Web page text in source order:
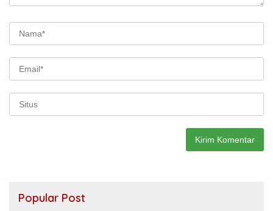
Popular Post